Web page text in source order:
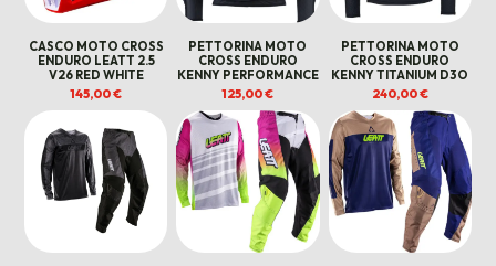
CASCO MOTO CROSS
ENDURO LEATT 2.5
V26 RED WHITE
145,00€
PETTORINA MOTO
CROSS ENDURO
KENNY PERFORMANCE
125,00€
PETTORINA MOTO
CROSS ENDURO
KENNY TITANIUM D3O
240,00€